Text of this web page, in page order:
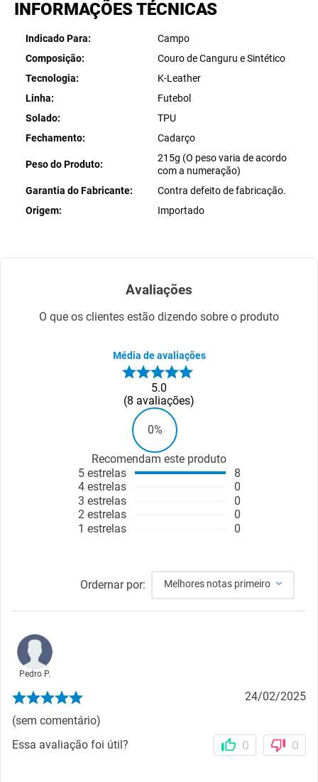
INFORMAÇÕES TÉCNICAS
Indicado Para
Campo
Composição
Couro de Canguru e Sintético
Tecnologia
K-Leather
Linha
Futebol
Solado
TPU
Fechamento
Cadarço
Peso do Produto
215g (O peso varia de acordo
com a numeração)
Garantia do Fabricante
Contra defeito de fabricação.
Origem
Importado
Avaliações
O que os clientes estão dizendo sobre o produto
Média de avaliações
5.0
8 avaliações
0%
Recomendam este produto
5 estrelas
4 estrelas
3 estrelas
2 estrelas
1 estrelas
8
0
0
0
0
Ordernar por: Melhores notas primeiro
Pedro P.
24/02/2025
(sem comentário)
Essa avaliação foi útil?
0 0